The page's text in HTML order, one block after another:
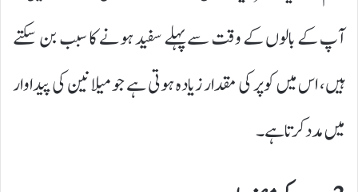
آپ کے بالوں کے وقت سے پہلے سفید ہونے کا سبب بن سکتے
ہیں، اس میں کوپر کی مقدار زیادہ ہوتی ہے جو میلانین کی پیداوار
میں مدد کرتا ہے۔